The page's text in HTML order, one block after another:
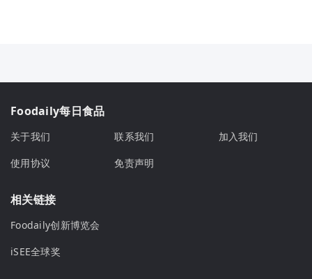
Foodaily每日食品
关于我们 联系我们
加入我们
使用协议
免责声明
相关链接
Foodaily创新博览会
iSEE全球奖